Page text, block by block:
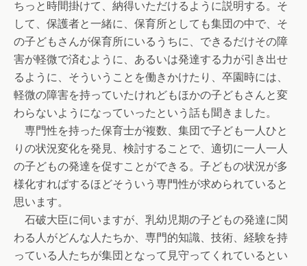
ちっと時間掛けて、納得いただけるように説明する。そ
して、保護者と一緒に、保育所としても集団の中で、そ
の子どもさんが保育所にいるうちに、できるだけその障
害が軽微で済むように、あるいは発達する力が引き出せ
るように、そういうことを働きかけたり、卒園時には、
軽微の障害を持っていたけれどもほかの子どもさんと変
わらないようになっていったという話も聞きました。
専門性を持った保育士が複数、集団で子ども一人ひと
りの状況変化を発見、検討することで、適切に一人一人
の子どもの発達を促すことができる。子どもの状況が多
様化すればするほどそういう専門性が求められていると
思います。
石破大臣に伺いますが、乳幼児期の子どもの発達に関
わる人がどんな人たちか、専門的知識、技術、経験を持
っている人たちが集団となって見守ってくれているとい